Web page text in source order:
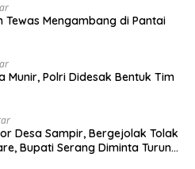
Tewas Mengambang di Pantai
Munir, Polri Didesak Bentuk Tim
Desa Sampir, Bergejolak Tolak
Bupati Serang Diminta Turun